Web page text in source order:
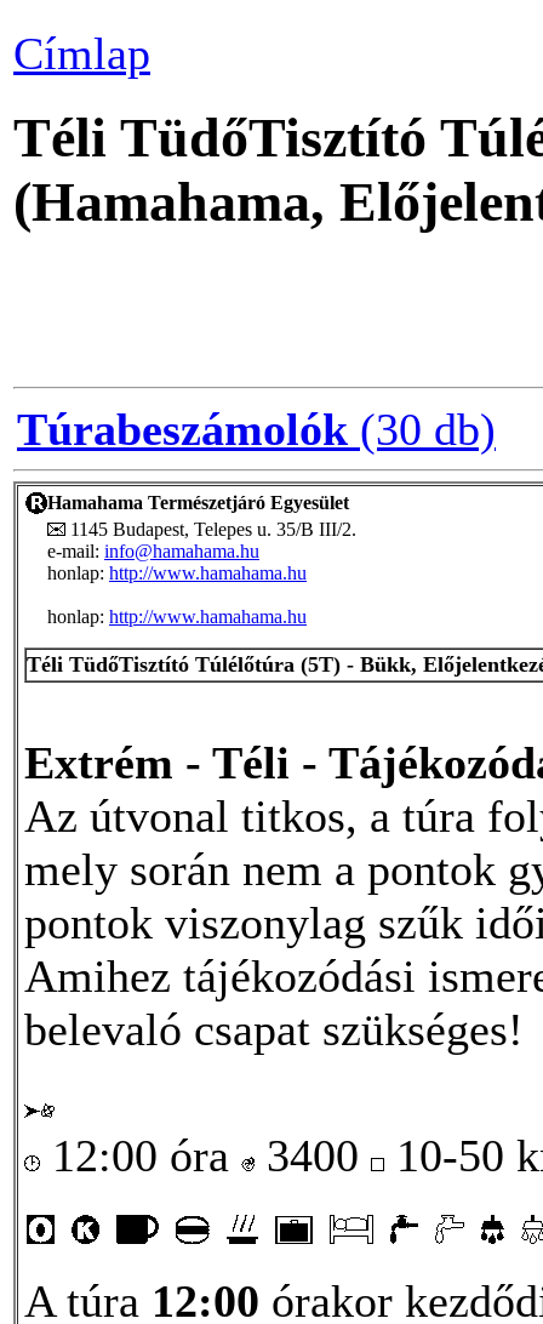
Címlap
Téli TüdőTisztító
(Hamahama,
Túrabeszámolók (30 db)
Hamahama Természetjáró Egyesület
1145 Budapest, Telepes u. 35/B III/2.
e-mail: info@hamahama.hu
honlap: http://www.hamahama.hu
honlap: http://www.hamahama.hu
Téli TüdőTisztító Túlélőtúra (5T) - Bükk,
Extrém - Téli -
Az útvonal titkos, a túra
mely során nem a pontok
pontok viszonylag szűk
Amihez tájékozódási
belevaló csapat szükséges!
12:00 óra 3400 10-50
A túra 12:00 órakor